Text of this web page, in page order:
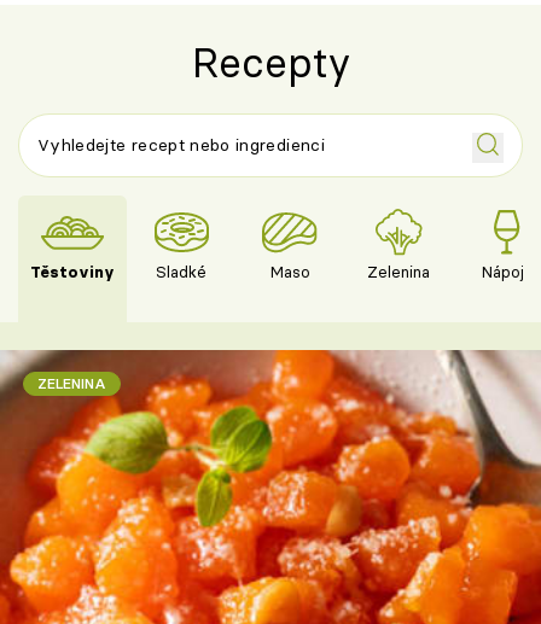
Recepty
Těstoviny Sladké Maso Zelenina Nápoje
ZELENINA